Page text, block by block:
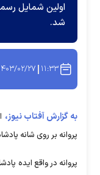
اولین شمایل
شد.
۱۱:۳۳ ۱۴۰۳/۰۲/
به گزارش آفتاب نیوز،
پروانه بر روی شانه
پروانه در واقع ایده